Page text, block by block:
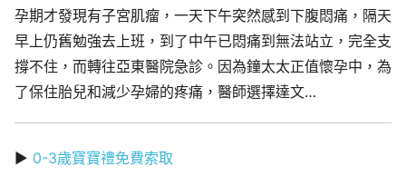
孕期才發現有子宮肌瘤，一天下午突然感到下腹悶痛，隔天
早上仍舊勉強去上班，到了中午已悶痛到無法站立，完全支
撐不住，而轉往亞東醫院急診。因為鐘太太正值懷孕中，為
了保住胎兒和減少孕婦的疼痛，醫師選擇達文…
▶ 0-3歲寶寶禮免費索取